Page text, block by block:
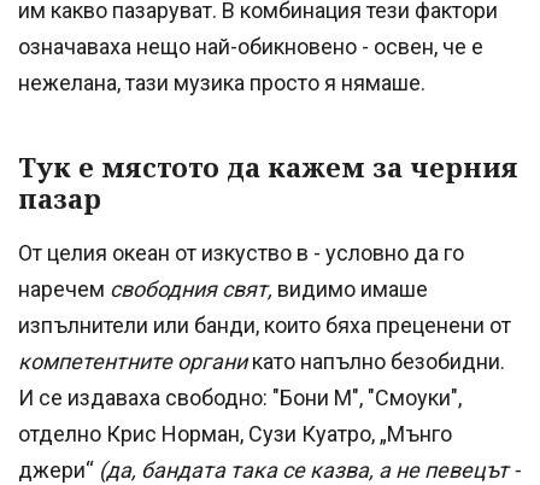
им какво пазаруват. В комбинация тези фактори
означаваха нещо най-обикновено - освен, че е
нежелана, тази музика просто я нямаше.
Тук е мястото да кажем за черния
пазар
От целия океан от изкуство в - условно да го
наречем свободния свят, видимо имаше
изпълнители или банди, които бяха преценени от
компетентните органикато напълно безобидни.
И се издаваха свободно: "Бони М", "Смоуки",
отделно Крис Норман, Сузи Куатро, „Мънго
джери“ (да, бандата така се казва, а не певецът -